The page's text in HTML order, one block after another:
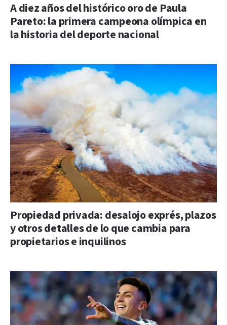
A diez años del histórico oro de Paula
Pareto: la primera campeona olímpica en
la historia del deporte nacional
Propiedad privada: desalojo exprés, plazos
y otros detalles de lo que cambia para
propietarios e inquilinos